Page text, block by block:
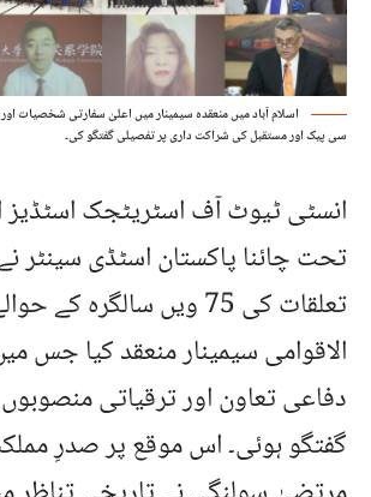
اسلام آباد میں منعقدہ سیمینار میں اعلیٰ سفارتی شخصیات
سی پیک اور مستقبل کی شراکت داری پر تفصیلی گفتگو کی۔
انسٹی ٹیوٹ آف اسٹریٹجک اسٹڈیز
تحت چائنا پاکستان اسٹڈی سینٹر
تعلقات کی 75 ویں سالگرہ
الاقوامی سیمینار منعقد کیا جس
دفاعی تعاون اور ترقیاتی
گفتگو ہوئی۔ اس موقع پر صدرِ